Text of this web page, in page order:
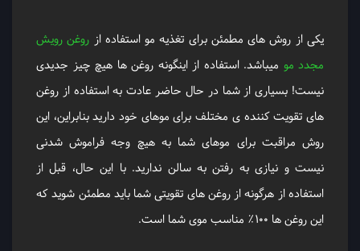
یکی از روش های مطمئن برای تغذیه مو استفاده از روغن رویش
مجدد مو میباشد. استفاده از اینگونه روغن ها هیچ چیز جدیدی
نیست! بسیاری از شما در حال حاضر عادت به استفاده از روغن
های تقویت کننده ی مختلف برای موهای خود دارید بنابراین، این
روش مراقبت برای موهای شما به هیچ وجه فراموش شدنی
نیست و نیازی به رفتن به سالن ندارید. با این حال، قبل از
استفاده از هرگونه از روغن های تقویتی شما باید مطمئن شوید که
این روغن ها 100٪ مناسب موی شما است.